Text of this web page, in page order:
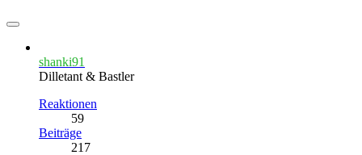
shanki91
Dilletant & Bastler
Reaktionen
59
Beiträge
217